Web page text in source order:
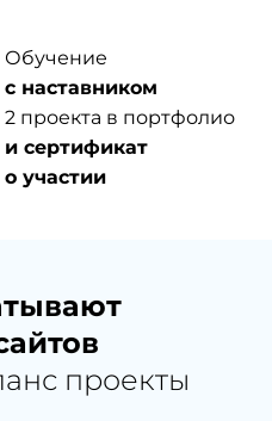
Обучение
с наставником
2 проекта в портфолио
и сертификат
о участии
проекты